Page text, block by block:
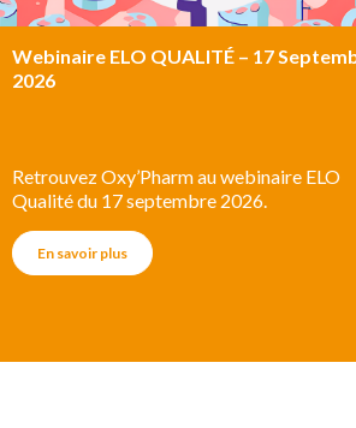
Webinaire ELO QUALITÉ – 17
2026
Retrouvez Oxy’Pharm au webinaire ELO
Qualité du 17 septembre 2026.
En savoir plus